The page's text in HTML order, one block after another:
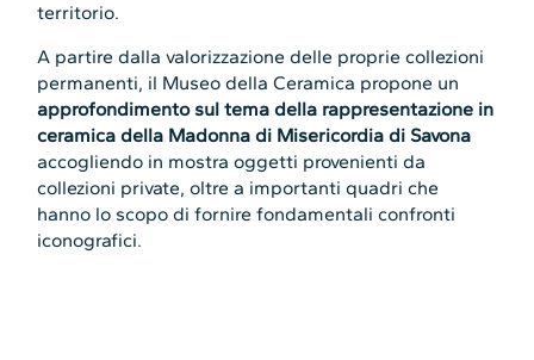
territorio.
A partire dalla valorizzazione delle proprie collezioni
permanenti, il Museo della Ceramica propone un
approfondimento sul tema della rappresentazione in
ceramica della Madonna di Misericordia di Savona
accogliendo in mostra oggetti provenienti da
collezioni private, oltre a importanti quadri che
hanno lo scopo di fornire fondamentali confronti
iconografici.